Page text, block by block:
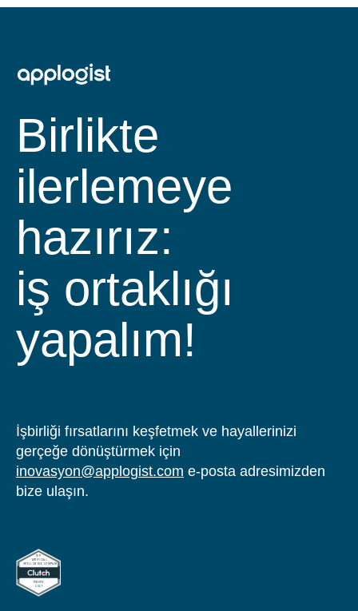
Birlikte
ilerlemeye
hazırız:
iş ortaklığı
İşbirliği fırsatlarını keşfetmek ve hayallerinizi
gerçeğe dönüştürmek için
inovasyon@applogist.com e-posta adresimizden
bize ulaşın.